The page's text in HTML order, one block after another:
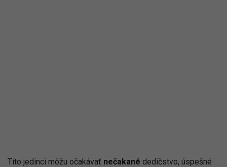
Títo jedinci môžu očakávať nečakané dedičstvo, úspešné